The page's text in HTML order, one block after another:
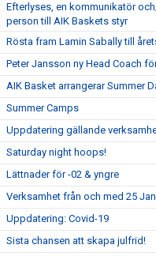
Efterlyses, en kommunikatör
person till AIK Baskets styr
Rösta fram Lamin Sabally till
Peter Jansson ny Head Coach
AIK Basket arrangerar Summer
Summer Camps
Uppdatering gällande
Saturday night hoops!
Lättnader för -02 & yngre
Verksamhet från och med 25
Uppdatering: Covid-19
Sista chansen att skapa julfrid!